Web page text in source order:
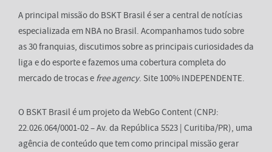
A principal missão do BSKT Brasil é ser a central de notícias
especializada em NBA no Brasil. Acompanhamos tudo sobre
as 30 franquias, discutimos sobre as principais curiosidades da
liga e do esporte e fazemos uma cobertura completa do
mercado de trocas e free agency. Site 100% INDEPENDENTE.
O BSKT Brasil é um projeto da WebGo Content (CNPJ:
22.026.064/0001-02 – Av. da República 5523 | Curitiba/PR), uma
agência de conteúdo que tem como principal missão gerar